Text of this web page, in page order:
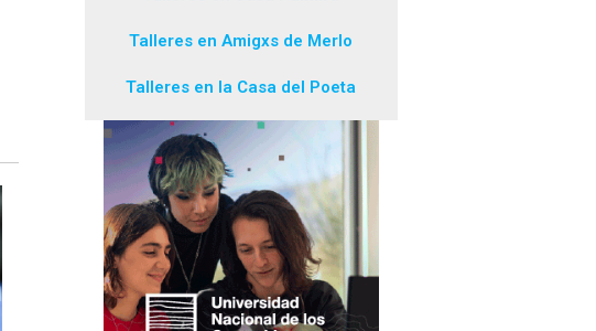
Talleres en Amigxs de Merlo
Talleres en la Casa del Poeta